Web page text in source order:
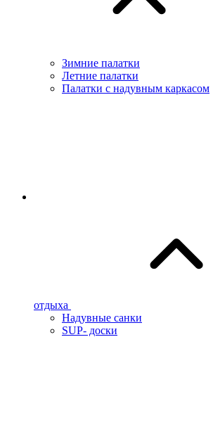
Зимние палатки
Летние палатки
Палатки с надувным каркасом
отдыха
Надувные санки
SUP- доски